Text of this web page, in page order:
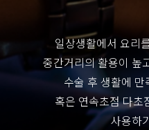
일상생활에서 요리
중간거리의 활용이 높
수술 후 생활에
혹은 연속초점 다초
사용하